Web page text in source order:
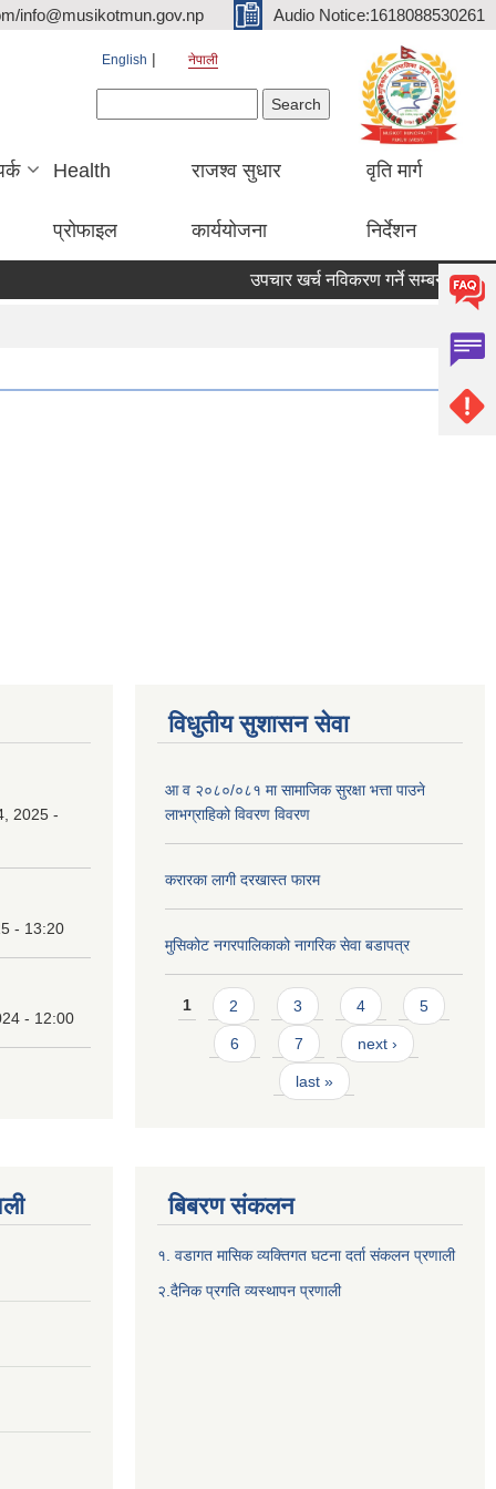
info@musikotmun.gov.np Audio Notice:1618088530261
English नेपाली
Health
प्रोफाइल
राजश्व सुधार
कार्ययोजना
वृति मार्ग
निर्देशन
उपचार खर्च नविकरण गर्ने सम्बन्धमा
2025 -
- 13:20
- 12:00
विधुतीय सुशासन सेवा
आ व २०८०/०८१ मा सामाजिक सुरक्षा भत्ता पाउने
लाभग्राहिको विवरण विवरण
करारका लागी दरखास्त फारम
मुसिकोट नगरपालिकाको नागरिक सेवा बडापत्र
Pages
1 2 3 4 5
6 7 next ›
last »
बिबरण संकलन
१. वडागत मासिक व्यक्तिगत घटना दर्ता संकलन प्रणाली
२.दैनिक प्रगति व्यस्थापन प्रणाली